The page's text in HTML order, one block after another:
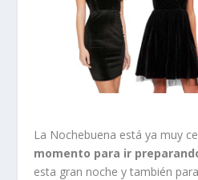
La Nochebuena está ya muy
momento para ir
esta gran noche y también